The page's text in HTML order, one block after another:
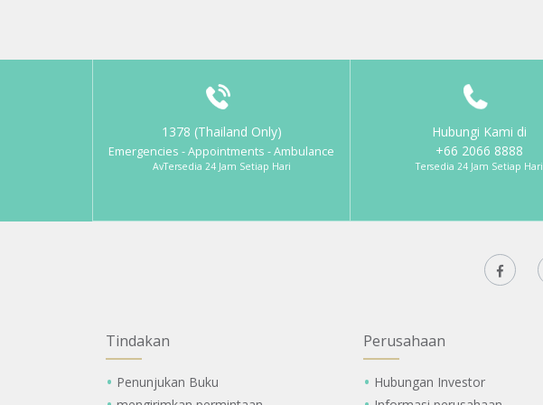
1378 (Thailand Only)
Emergencies - Appointments - Ambulance
AvTersedia 24 Jam Setiap Hari
Hubungi Kami di
+66 2066 8888
Tersedia 24 Jam Setiap Hari
Tindakan
Penunjukan Buku
Perusahaan
Hubungan Investor